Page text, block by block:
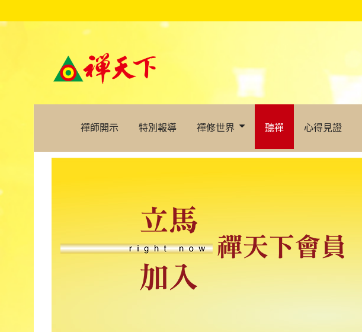
禪師開示 特別報導 禪修世界 聽禪 心得見證